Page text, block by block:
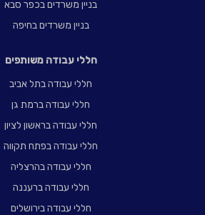
בניין משרדים בכפר סבא
בניין משרדים בחיפה
חללי עבודה משותפים
חללי עבודה בתל אביב
חללי עבודה ברמת גן
חללי עבודה בראשון לציון
חללי עבודה בפתח תקווה
חללי עבודה בהרצליה
חללי עבודה ברעננה
חללי עבודה בירושלים